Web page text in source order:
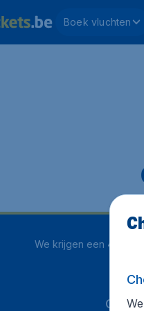
Boek vluchten
We krijgen een 4.1 uit 5